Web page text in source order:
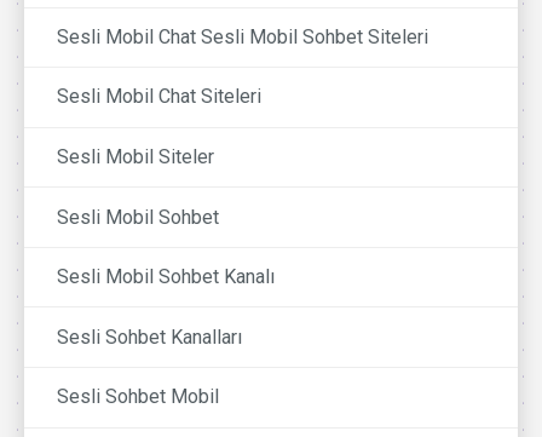
Sesli Mobil Chat Sesli Mobil Sohbet Siteleri
Sesli Mobil Chat Siteleri
Sesli Mobil Siteler
Sesli Mobil Sohbet
Sesli Mobil Sohbet Kanalı
Sesli Sohbet Kanalları
Sesli Sohbet Mobil